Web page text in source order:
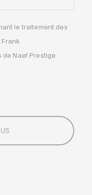
le traitement des
de Naef Prestige